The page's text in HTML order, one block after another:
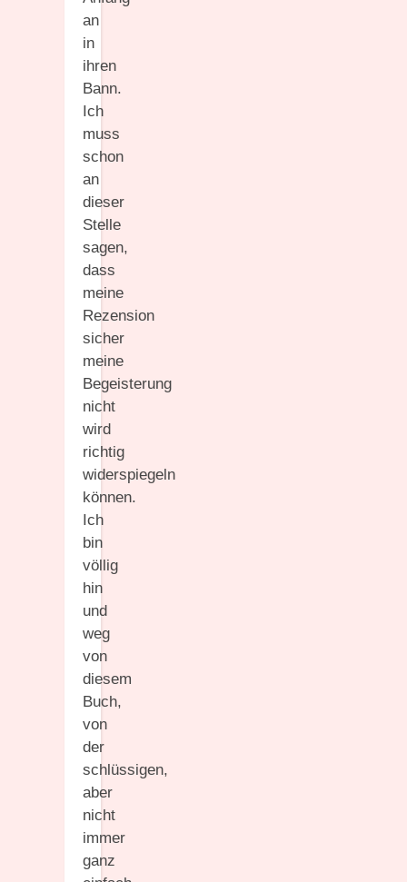
an
in
ihren
Bann.
Ich
muss
schon
an
dieser
Stelle
sagen,
dass
meine
Rezension
sicher
meine
Begeisterung
nicht
wird
richtig
widerspiegeln
können.
Ich
bin
völlig
hin
und
weg
von
diesem
Buch,
von
der
schlüssigen,
aber
nicht
immer
ganz